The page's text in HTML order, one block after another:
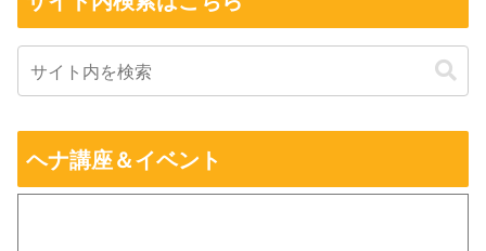
ヘナ講座＆イベント